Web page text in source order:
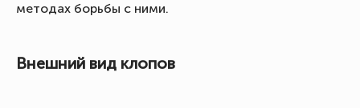
методах борьбы с ними.
Внешний вид клопов